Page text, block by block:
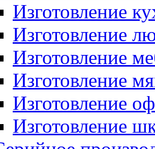
Изготовление
Изготовление
Изготовление
Изготовление
Изготовление
Изготовление